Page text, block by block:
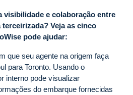
visibilidade e colaboração entre
Veja as cinco
pode ajudar:
que seu agente na origem faça
para Toronto. Usando o
interno pode visualizar
do embarque fornecidas